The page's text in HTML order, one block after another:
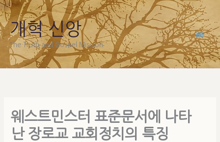
Skip
to
content
개혁 신앙
The Truth and Gospel Mission
웨스트민스터 표준문서에 나타
난 장로교 교회정치의 특징